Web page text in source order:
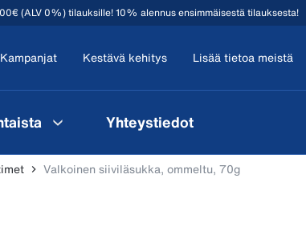
(ALV 0%) tilauksille! 10% alennus ensimmäisestä tilauksesta!
Kampanjat Kestävä kehitys Lisää tietoa meistä
Yhteystiedot
Valkoinen siiviläsukka, ommeltu, 70g